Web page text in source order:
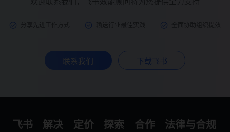
联系我们 下载飞书
飞书
解决
定价
探索
合作
法律与合规